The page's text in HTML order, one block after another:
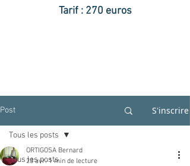
Tarif : 270 euros
Post S'inscrire
Tous les posts
Tous les posts
ORTIGOSA Bernard
23 avr. 1 min de lecture